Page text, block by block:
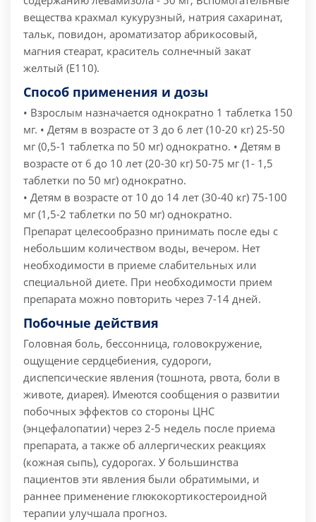
вещества крахмал кукурузный, натрия сахаринат,
тальк, повидон, ароматизатор абрикосовый,
магния стеарат, краситель солнечный закат
желтый (E110).
Способ применения и дозы
• Взрослым назначается однократно 1 таблетка 150
мг. • Детям в возрасте от 3 до 6 лет (10-20 кг) 25-50
мг (0,5-1 таблетка по 50 мг) однократно. • Детям в
возрасте от 6 до 10 лет (20-30 кг) 50-75 мг (1- 1,5
таблетки по 50 мг) однократно.
• Детям в возрасте от 10 до 14 лет (30-40 кг) 75-100
мг (1,5-2 таблетки по 50 мг) однократно.
Препарат целесообразно принимать после еды с
небольшим количеством воды, вечером. Нет
необходимости в приеме слабительных или
специальной диете. При необходимости прием
препарата можно повторить через 7-14 дней.
Побочные действия
Головная боль, бессонница, головокружение,
ощущение сердцебиения, судороги,
диспепсические явления (тошнота, рвота, боли в
животе, диарея). Имеются сообщения о развитии
побочных эффектов со стороны ЦНС
(энцефалопатии) через 2-5 недель после приема
препарата, а также об аллергических реакциях
(кожная сыпь), судорогах. У большинства
пациентов эти явления были обратимыми, и
раннее применение глюкокортикостероидной
терапии улучшала прогноз.